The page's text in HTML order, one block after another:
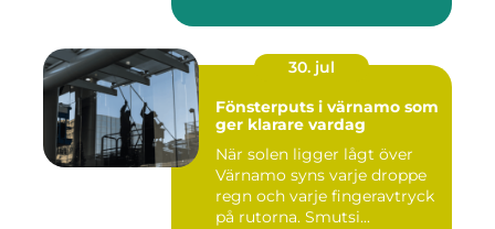
30. jul
Fönsterputs i värnamo som
ger klarare vardag
När solen ligger lågt över
Värnamo syns varje droppe
regn och varje fingeravtryck
på rutorna. Smutsi...